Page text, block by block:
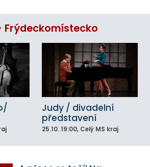
Frýdeckomístecko
Judy / divadelní
představení
25.10. 19:00, Celý MS kraj